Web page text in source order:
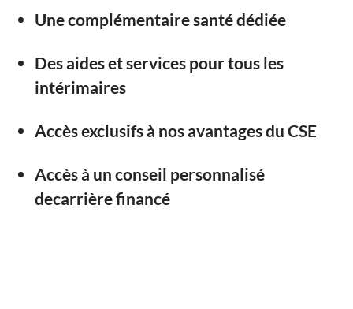
Une complémentaire santé dédiée
Des aides et services pour tous les
intérimaires
Accès exclusifs à nos avantages du CSE
Accès à un conseil personnalisé
decarrière financé